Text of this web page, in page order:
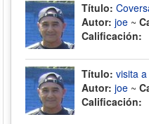
Título:
Autor: joe ~
Calificación:
Título: visita
Autor: joe ~
Calificación: